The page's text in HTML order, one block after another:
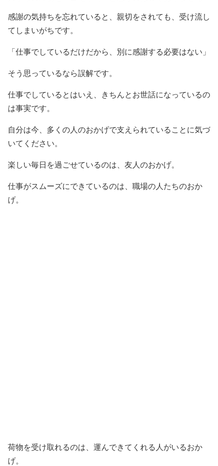
感謝の気持ちを忘れていると、親切をされても、受け流し
てしまいがちです。
「仕事でしているだけだから、別に感謝する必要はない」
そう思っているなら誤解です。
仕事でしているとはいえ、きちんとお世話になっているの
は事実です。
自分は今、多くの人のおかげで支えられていることに気づ
いてください。
楽しい毎日を過ごせているのは、友人のおかげ。
仕事がスムーズにできているのは、職場の人たちのおか
げ。
荷物を受け取れるのは、運んできてくれる人がいるおか
げ。